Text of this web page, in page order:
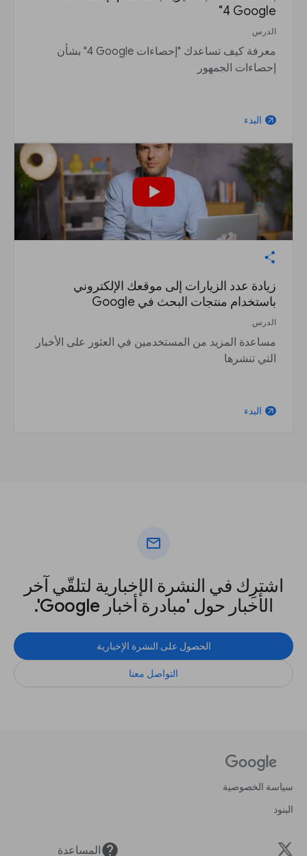
Google‏ 4"
الدرس
معرفة كيف تساعدك "إحصاءات Google‏ 4" بشأن
إحصاءات الجمهور
arrow_outward البدء
زيادة عدد الزيارات إلى موقعك الإلكتروني
باستخدام منتجات البحث في Google
الدرس
مساعدة المزيد من المستخدمين في العثور على الأخبار
التي تنشرها
arrow_outward البدء
mail
اشترِك في النشرة الإخبارية لتلقّي آخر
الأخبار حول 'مبادرة أخبار Google'.
الحصول على النشرة الإخبارية
التواصل معنا
سياسة الخصوصية
البنود
helpالمساعدة